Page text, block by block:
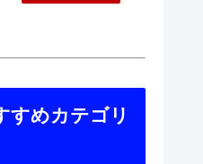
すめカテゴリ